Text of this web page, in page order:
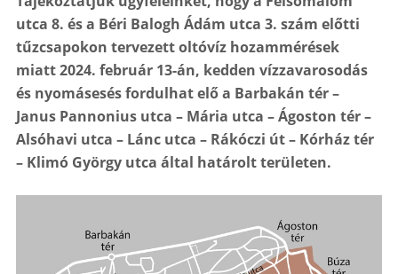
utca 8. és a Béri Balogh Ádám utca 3. szám előtti
tűzcsapokon tervezett oltóvíz hozammérések
miatt 2024. február 13-án, kedden vízzavarosodás
és nyomásesés fordulhat elő a Barbakán tér –
Janus Pannonius utca – Mária utca – Ágoston tér –
Alsóhavi utca – Lánc utca – Rákóczi út – Kórház tér
– Klimó György utca által határolt területen.